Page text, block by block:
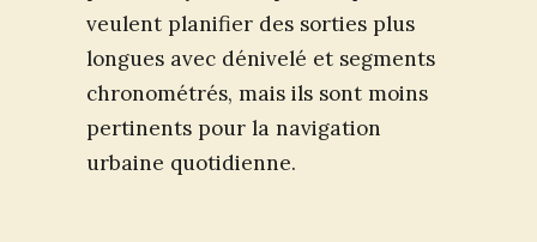
veulent planifier des sorties plus
longues avec dénivelé et segments
chronométrés, mais ils sont moins
pertinents pour la navigation
urbaine quotidienne.